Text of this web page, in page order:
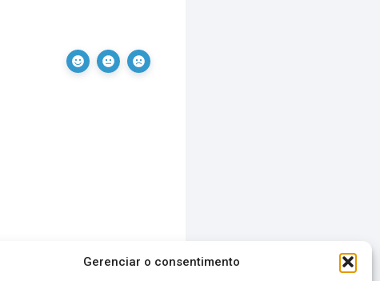
Gerenciar o consentimento